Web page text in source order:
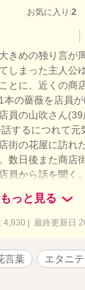
お気に入り:2
きめの独り言が
しまった主人公
とに、近くの商
の薔薇を店員
員の山吹さん
するにつれて元
街の花屋に訪れ
数日後また商店
員から話を聞く
もっと見る
4,930 | 最終更新日
言葉 エタニテ